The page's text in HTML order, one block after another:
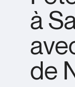
à
de